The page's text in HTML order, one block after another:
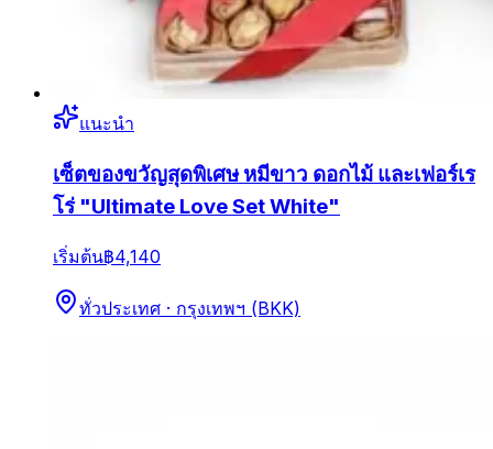
แนะนำ
เซ็ตของขวัญสุดพิเศษ หมีขาว ดอกไม้ และเฟอร์เร
โร่ "Ultimate Love Set White"
เริ่มต้น฿4,140
ทั่วประเทศ · กรุงเทพฯ (BKK)